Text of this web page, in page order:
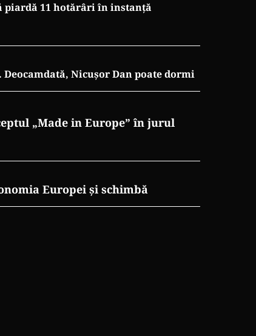
piardă 11 hotărâri în instanță
Deocamdată, Nicușor Dan poate dormi
„Made in Europe” în jurul
Europei și schimbă